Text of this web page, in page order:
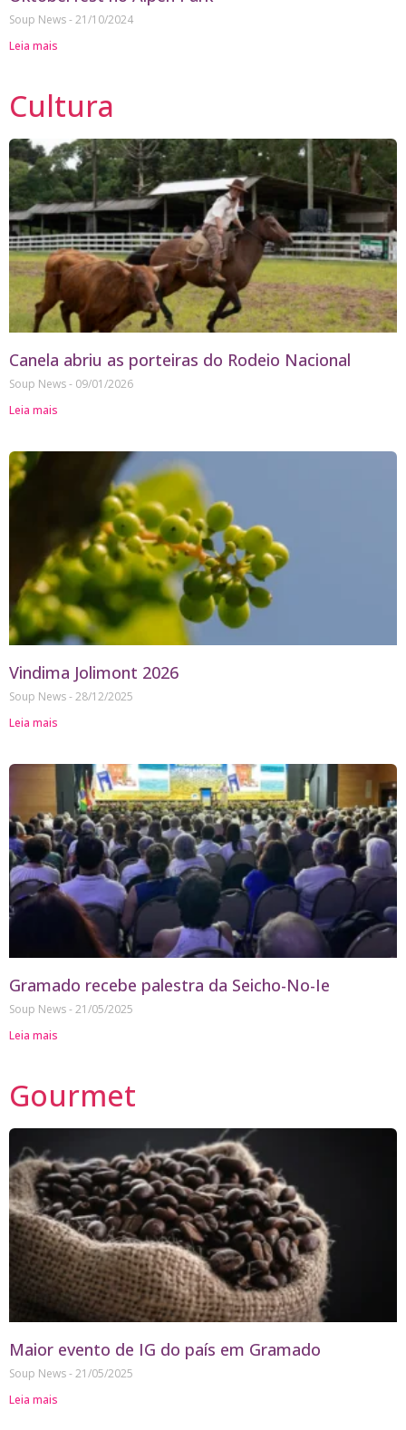
Soup News 21/10/2024
Leia mais
Cultura
Canela abriu as porteiras do Rodeio Nacional
Soup News
09/01/2026
Leia mais
Vindima Jolimont 2026
Soup News 28/12/2025
Leia mais
Gramado recebe palestra da Seicho-No-Ie
Soup News 21/05/2025
Leia mais
Gourmet
Maior evento de IG do país em Gramado
Soup News 21/05/2025
Leia mais